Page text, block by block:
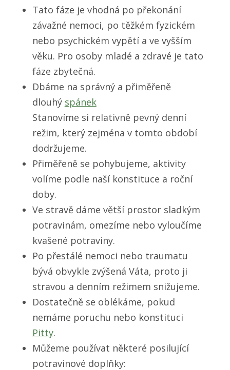
Tato fáze je vhodná po překonání
závažné nemoci, po těžkém fyzickém
nebo psychickém vypětí a ve vyšším
věku. Pro osoby mladé a zdravé je tato
fáze zbytečná.
Dbáme na správný a přiměřeně
dlouhý spánek
Stanovíme si relativně pevný denní
režim, který zejména v tomto období
dodržujeme.
Přiměřeně se pohybujeme, aktivity
volíme podle naší konstituce a roční
doby.
Ve stravě dáme větší prostor sladkým
potravinám, omezíme nebo vyloučíme
kvašené potraviny.
Po přestálé nemoci nebo traumatu
bývá obvykle zvýšená Váta, proto ji
stravou a denním režimem snižujeme.
Dostatečně se oblékáme, pokud
nemáme poruchu nebo konstituci
Pitty.
Můžeme používat některé posilující
potravinové doplňky: